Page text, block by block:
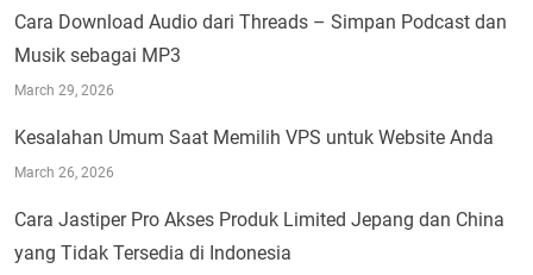
Cara Download Audio dari Threads – Simpan Podcast dan
Musik sebagai MP3
March 29, 2026
Kesalahan Umum Saat Memilih VPS untuk Website Anda
March 26, 2026
Cara Jastiper Pro Akses Produk Limited Jepang dan China
yang Tidak Tersedia di Indonesia